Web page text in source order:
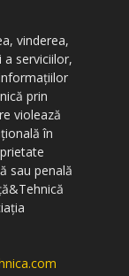
vinderea,
serviciilor,
prin
violează
în
sau penală